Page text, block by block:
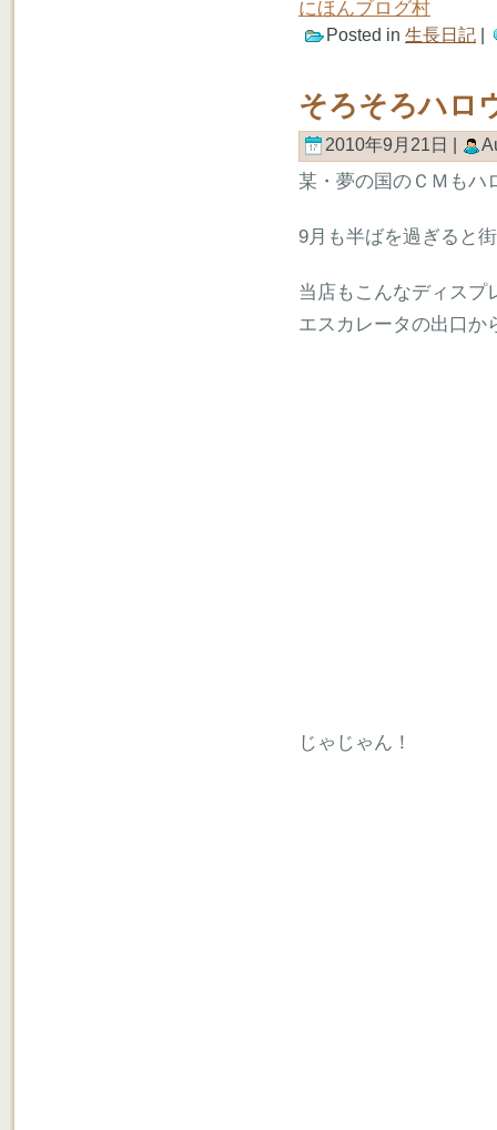
にほんブログ村
Posted in 生長日記
そろそろハロ
2010年9月21日 |
某・夢の国のＣＭもハ
9月も半ばを過ぎると
当店もこんなディスプ
エスカレータの出口か
じゃじゃん！